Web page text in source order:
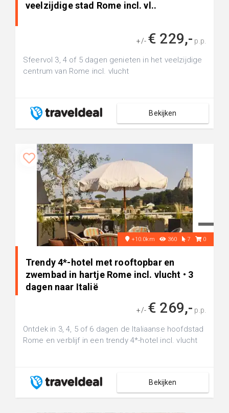
veelzijdige stad Rome incl. vl..
+/- € 229,- p.p.
Sfeervol 3, 4 of 5 dagen genieten in het veelzijdige
centrum van Rome incl. vlucht
Bekijken
+10.0km 360 7 0
Trendy 4*-hotel met rooftopbar en
zwembad in hartje Rome incl. vlucht • 3
dagen naar Italië
+/- € 269,- p.p.
Ontdek in 3, 4, 5 of 6 dagen de Italiaanse hoofdstad
Rome en verblijf in een trendy 4*-hotel incl. vlucht
Bekijken